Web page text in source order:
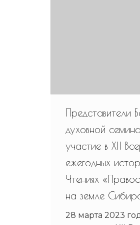
Представители
духовной
участие в XII
ежегодных
Чтениях
на земле
28 марта 2023